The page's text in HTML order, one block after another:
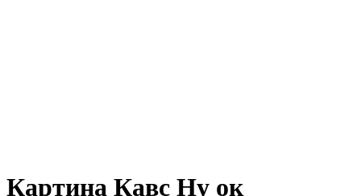
Картина Кавс Ну ок